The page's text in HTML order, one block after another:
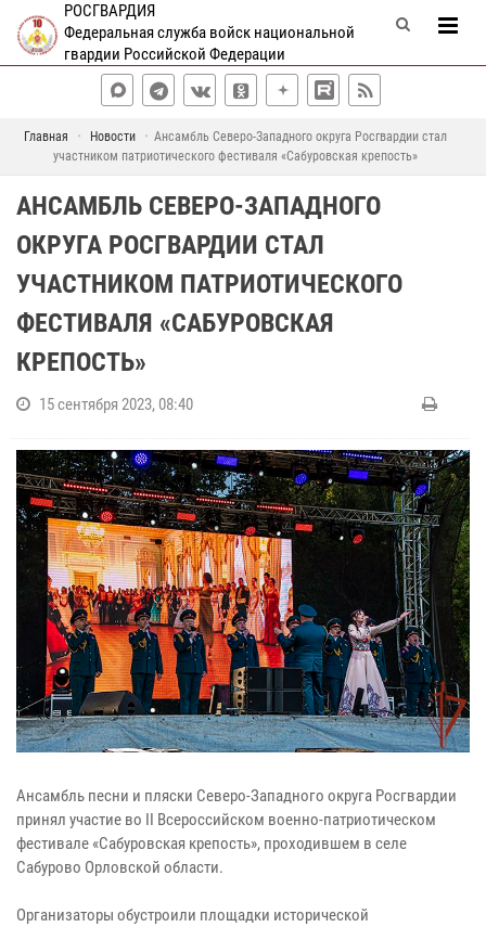
РОСГВАРДИЯ
Федеральная служба войск национальной
гвардии Российской Федерации
Главная Новости
Ансамбль Северо-Западного округа Росгвардии стал
участником патриотического фестиваля «Сабуровская крепость»
АНСАМБЛЬ СЕВЕРО-ЗАПАДНОГО
ОКРУГА РОСГВАРДИИ СТАЛ
УЧАСТНИКОМ ПАТРИОТИЧЕСКОГО
ФЕСТИВАЛЯ «САБУРОВСКАЯ
КРЕПОСТЬ»
15 сентября 2023, 08:40
Ансамбль песни и пляски Северо-Западного округа Росгвардии
принял участие во II Всероссийском военно-патриотическом
фестивале «Сабуровская крепость», проходившем в селе
Сабурово Орловской области.
Организаторы обустроили площадки исторической